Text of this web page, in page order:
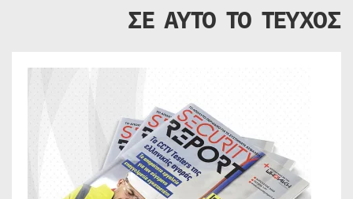
ΣΕ ΑΥΤΟ ΤΟ ΤΕΥΧΟΣ